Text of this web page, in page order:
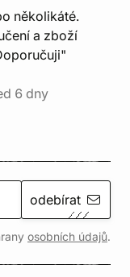
několikáté.
a zboží
6 dny
odebírat
osobních údajů.